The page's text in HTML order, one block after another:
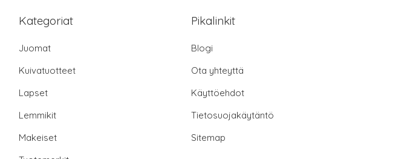
Kategoriat
Juomat
Kuivatuotteet
Lapset
Lemmikit
Makeiset
Pikalinkit
Blogi
Ota yhteyttä
Käyttöehdot
Tietosuojakäytäntö
Sitemap